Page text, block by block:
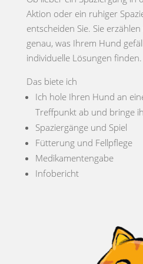
Aktion oder ein ruhiger
entscheiden Sie. Sie
genau, was Ihrem Hund
individuelle Lösungen finden.
Das biete ich
Ich hole Ihren Hund an
Treffpunkt ab und bringe
Spaziergänge und Spiel
Fütterung und Fellpflege
Medikamentengabe
Infobericht